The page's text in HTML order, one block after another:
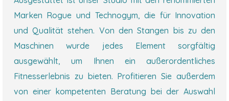
Marken Rogue und Technogym, die für Innovation
und Qualität stehen. Von den Stangen bis zu den
Maschinen wurde jedes Element sorgfältig
ausgewählt, um Ihnen ein außerordentliches
Fitnesserlebnis zu bieten. Profitieren Sie außerdem
von einer kompetenten Beratung bei der Auswahl